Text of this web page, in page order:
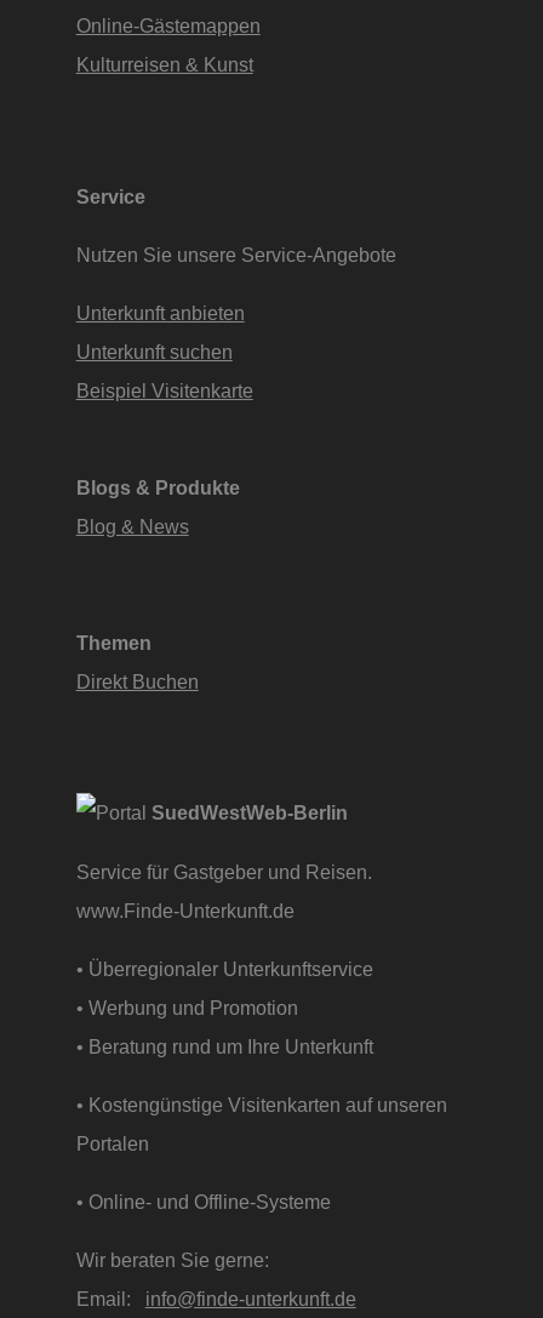
Online-Gästemappen
Kulturreisen & Kunst
Service
Nutzen Sie unsere Service-Angebote
Unterkunft anbieten
Unterkunft suchen
Beispiel Visitenkarte
Blogs & Produkte
Blog & News
Themen
Direkt Buchen
SuedWestWeb-Berlin
Service für Gastgeber und Reisen.
www.Finde-Unterkunft.de
• Überregionaler Unterkunftservice
• Werbung und Promotion
• Beratung rund um Ihre Unterkunft
• Kostengünstige Visitenkarten auf unseren
Portalen
• Online- und Offline-Systeme
Wir beraten Sie gerne:
Email: info@finde-unterkunft.de